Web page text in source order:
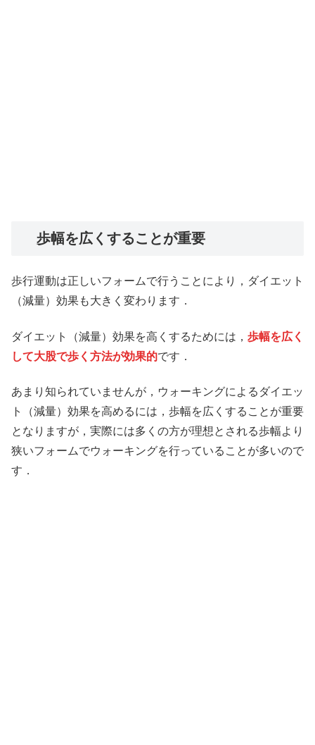
歩幅を広くすることが重要
歩行運動は正しいフォームで行うことにより，ダイエット
（減量）効果も大きく変わります．
ダイエット（減量）効果を高くするためには， 歩幅を広く
して大股で歩く方法が効果的です．
あまり知られていませんが，ウォーキングによるダイエッ
ト（減量）効果を高めるには，歩幅を広くすることが重要
となりますが，実際には多くの方が理想とされる歩幅より
狭いフォームでウォーキングを行っていることが多いので
す．